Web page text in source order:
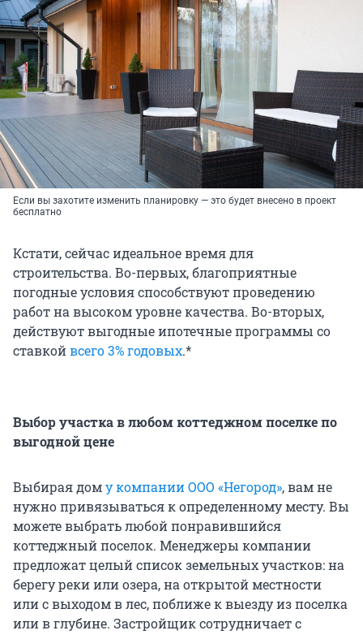
Если вы захотите изменить планировку — это будет внесено в проект
бесплатно
Кстати, сейчас идеальное время для
строительства. Во-первых, благоприятные
погодные условия способствуют проведению
работ на высоком уровне качества. Во-вторых,
действуют выгодные ипотечные программы со
ставкойвсего 3% годовых.*
Выбор участка в любом коттеджном поселке по
выгодной цене
Выбирая дому компании ООО «Негород», вам не
нужно привязываться к определенному месту. Вы
можете выбрать любой понравившийся
коттеджный поселок. Менеджеры компании
предложат целый список земельных участков: на
берегу реки или озера, на открытой местности
или с выходом в лес, поближе к выезду из поселка
или в глубине. Застройщик сотрудничает с